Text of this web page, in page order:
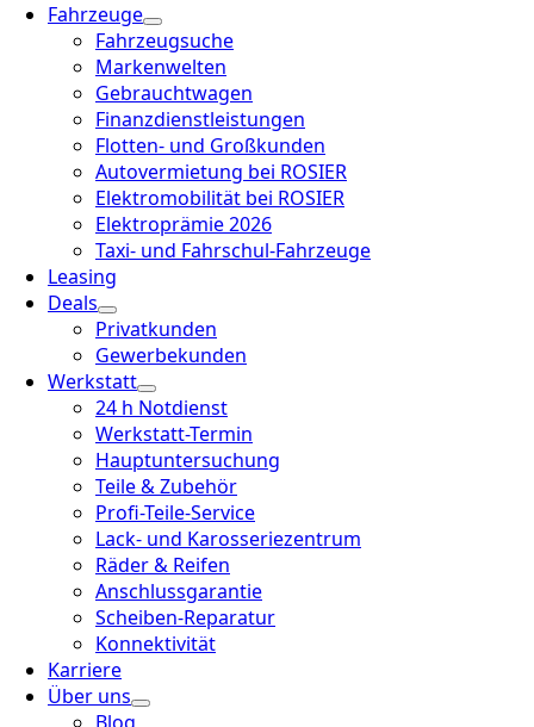
Fahrzeuge
Fahrzeugsuche
Markenwelten
Gebrauchtwagen
Finanzdienstleistungen
Flotten- und Großkunden
Autovermietung bei ROSIER
Elektromobilität bei ROSIER
Elektroprämie 2026
Taxi- und Fahrschul-Fahrzeuge
Leasing
Deals
Privatkunden
Gewerbekunden
Werkstatt
24 h Notdienst
Werkstatt-Termin
Hauptuntersuchung
Teile & Zubehör
Profi-Teile-Service
Lack- und Karosseriezentrum
Räder & Reifen
Anschlussgarantie
Scheiben-Reparatur
Konnektivität
Karriere
Über uns